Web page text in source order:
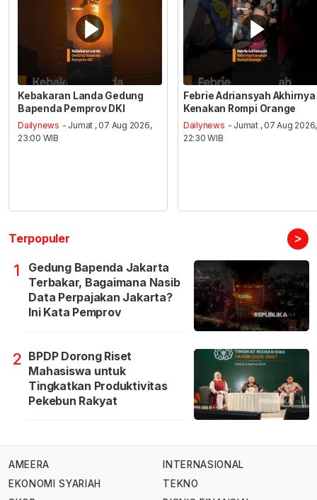
Kebakaran Landa Gedung
Bapenda Pemprov DKI
Dailynews - Jumat , 07 Aug 2026,
23:00 WIB
Febrie Adriansyah Akhirnya
Kenakan Rompi Orange
Dailynews - Jumat , 07 Aug 2026,
22:30 WIB
Terpopuler >
1
Gedung Bapenda Jakarta
Terbakar, Bagaimana Nasib
Data Perpajakan Jakarta?
Ini Kata Pemprov
2 BPDP Dorong Riset
Mahasiswa untuk
Tingkatkan Produktivitas
Pekebun Rakyat
AMEERA
EKONOMI SYARIAH
INTERNASIONAL
TEKNO